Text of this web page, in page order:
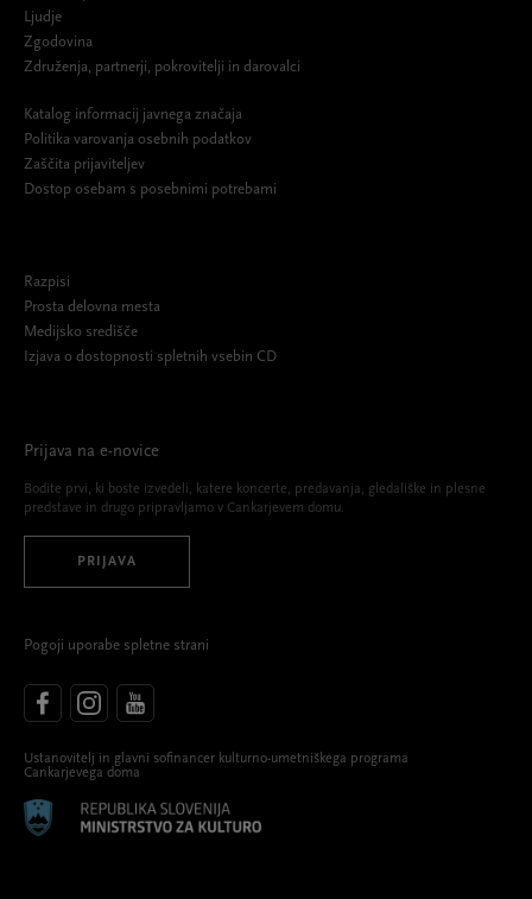
Ljudje
Zgodovina
Združenja, partnerji, pokrovitelji in darovalci
Katalog informacij javnega značaja
Politika varovanja osebnih podatkov
Zaščita prijaviteljev
Dostop osebam s posebnimi potrebami
Razpisi
Prosta delovna mesta
Medijsko središče
Izjava o dostopnosti spletnih vsebin CD
Prijava na e-novice
Bodite prvi, ki boste izvedeli, katere koncerte, predavanja, gledališke in plesne
predstave in drugo pripravljamo v Cankarjevem domu.
PRIJAVA
Pogoji uporabe spletne strani
Ustanovitelj in glavni sofinancer kulturno-umetniškega programa
Cankarjevega doma